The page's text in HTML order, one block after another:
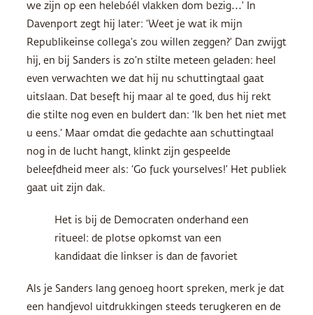
we zijn op een helebóél vlakken dom bezig…’ In
Davenport zegt hij later: ‘Weet je wat ik mijn
Republikeinse collega’s zou willen zeggen?’ Dan zwijgt
hij, en bij Sanders is zo’n stilte meteen geladen: heel
even verwachten we dat hij nu schuttingtaal gaat
uitslaan. Dat beseft hij maar al te goed, dus hij rekt
die stilte nog even en buldert dan: ‘Ik ben het niet met
u eens.’ Maar omdat die gedachte aan schuttingtaal
nog in de lucht hangt, klinkt zijn gespeelde
beleefdheid meer als: ‘Go fuck yourselves!’ Het publiek
gaat uit zijn dak.
Het is bij de Democraten onderhand een
ritueel: de plotse opkomst van een
kandidaat die linkser is dan de favoriet
Als je Sanders lang genoeg hoort spreken, merk je dat
een handjevol uitdrukkingen steeds terugkeren en de